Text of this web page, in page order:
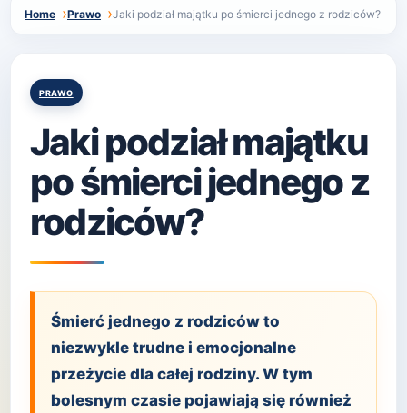
Home Prawo Jaki podział majątku po śmierci jednego z rodziców?
Posted
PRAWO
Jaki podział majątku
po śmierci jednego z
rodziców?
Śmierć jednego z rodziców to
niezwykle trudne i emocjonalne
przeżycie dla całej rodziny. W tym
bolesnym czasie pojawiają się również